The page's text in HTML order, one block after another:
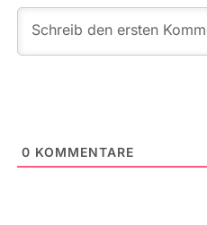
0 KOMMENTARE